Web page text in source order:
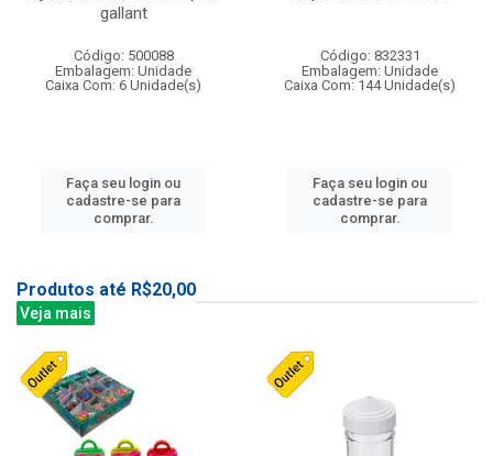
gallant
Código: 500088
Embalagem: Unidade
Caixa Com: 6 Unidade(s)
Faça seu login ou
cadastre-se para
comprar.
Código: 832331
Embalagem: Unidade
Caixa Com: 144 Unidade(s)
Faça seu login ou
cadastre-se para
comprar.
Produtos até R$20,00
Veja mais